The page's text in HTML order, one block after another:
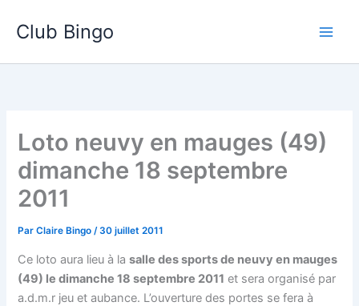
Club Bingo
Loto neuvy en mauges (49)
dimanche 18 septembre
2011
ParClaire Bingo/30 juillet 2011
Ce loto aura lieu à lasalle des sports de neuvy en mauges
(49) le dimanche 18 septembre 2011 et sera organisé par
a.d.m.r jeu et aubance. L’ouverture des portes se fera à